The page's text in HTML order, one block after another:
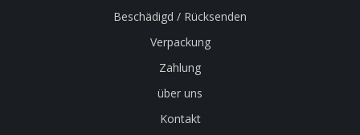
Beschädigd / Rücksenden
Verpackung
Zahlung
über uns
Kontakt